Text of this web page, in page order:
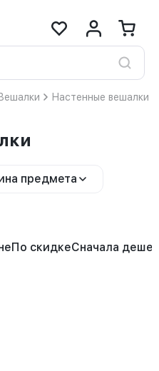
Вешалки Настенные вешалки
предмета
По скидкеСначала